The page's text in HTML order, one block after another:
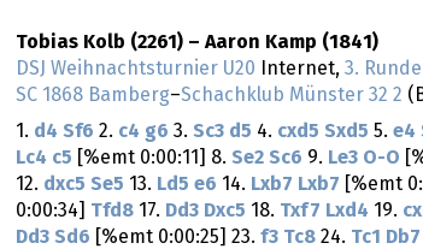
Tobias Kolb (2261) – Aaron Kamp (1841)
DSJ Weihnachtsturnier U20 Internet, 3. Runde
SC 1868 Bamberg–Schachklub Münster 32 2
1. d4 Sf6 2. c4 g6 3. Sc3 d5 4. cxd5 Sxd5 5. e4
Lc4 c5 [%emt 0:00:11] 8. Se2 Sc6 9. Le3 O-O
12. dxc5 Se5 13. Ld5 e6 14. Lxb7 Lxb7 [%emt
0:00:34] Tfd8 17. Dd3 Dxc5 18. Txf7 Lxd4 19.
Dd3 Sd6 [%emt 0:00:25] 23. f3 Tc8 24. Tc1 Db7